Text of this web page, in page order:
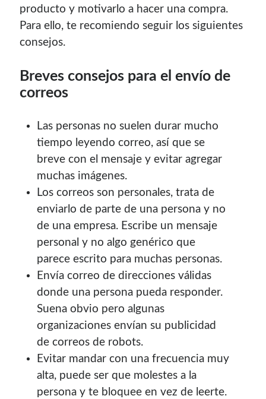
Blogroll Geek
El Blog de Luis 0
Picando Código
producto y motivarlo a hacer una compra.
Para ello, te recomiendo seguir los siguientes
consejos.
Breves consejos para el envío de
correos
Las personas no suelen durar mucho
tiempo leyendo correo, así que se
breve con el mensaje y evitar agregar
muchas imágenes.
Los correos son personales, trata de
enviarlo de parte de una persona y no
de una empresa. Escribe un mensaje
personal y no algo genérico que
parece escrito para muchas personas.
Envía correo de direcciones válidas
donde una persona pueda responder.
Suena obvio pero algunas
organizaciones envían su publicidad
de correos de robots.
Evitar mandar con una frecuencia muy
alta, puede ser que molestes a la
persona y te bloquee en vez de leerte.